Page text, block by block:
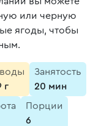
или черную
ягоды, чтобы
г
Занятость
20 мин
Порции
6